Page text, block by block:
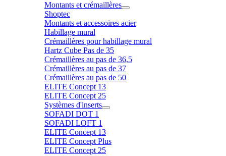
Montants et crémaillères
Shoptec
Montants et accessoires acier
Habillage mural
Crémaillères pour habillage mural
Hartz Cube Pas de 35
Crémaillères au pas de 36,5
Crémaillères au pas de 37
Crémaillères au pas de 50
ELITE Concept 13
ELITE Concept 25
Systèmes d'inserts
SOFADI DOT 1
SOFADI LOFT 1
ELITE Concept 13
ELITE Concept Plus
ELITE Concept 25